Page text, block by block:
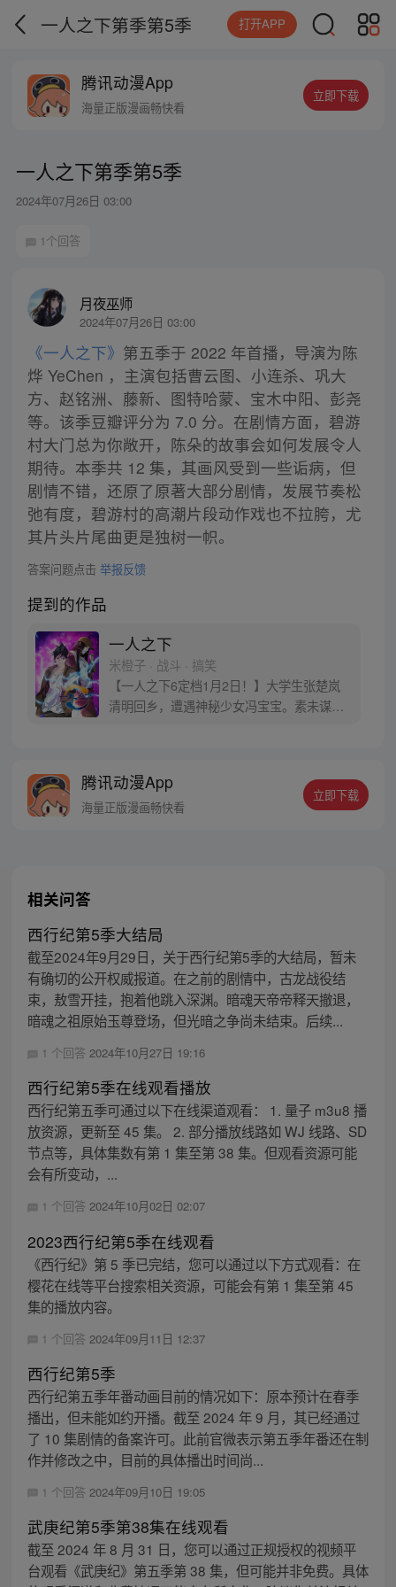
一人之下第季第5季 打开APP
腾讯动漫App
海量正版漫画畅快看
立即下载
一人之下第季第5季
2024年07月26日 03:00
1个回答
月夜巫师
2024年07月26日 03:00
《一人之下》 第五季于 2022 年首播，导演为陈
烨 YeChen ，主演包括曹云图、小连杀、巩大
方、赵铭洲、藤新、图特哈蒙、宝木中阳、彭尧
等。该季豆瓣评分为 7.0 分。在剧情方面，碧游
村大门总为你敞开，陈朵的故事会如何发展令人
期待。本季共 12 集，其画风受到一些诟病，但
剧情不错，还原了原著大部分剧情，发展节奏松
弛有度，碧游村的高潮片段动作戏也不拉胯，尤
其片头片尾曲更是独树一帜。
答案问题点击 举报反馈
提到的作品
一人之下
米橙子 · 战斗 · 搞笑
【一人之下6定档1月2日！】大学生张楚岚
清明回乡，遭遇神秘少女冯宝宝。素未谋面
密，张楚岚的生活被彻底颠覆，与冯宝宝一
同踏上“异人”之旅。
腾讯动漫App
海量正版漫画畅快看
立即下载
相关问答
西行纪第5季大结局
截至2024年9月29日，关于西行纪第5季的大结局，暂未
有确切的公开权威报道。在之前的剧情中，古龙战役结
束，敖雪开挂，抱着他跳入深渊。暗魂天帝帝释天撤退，
暗魂之祖原始玉尊登场，但光暗之争尚未结束。后续...
1 个回答 2024年10月27日 19:16
西行纪第5季在线观看播放
西行纪第五季可通过以下在线渠道观看： 1. 量子 m3u8 播
放资源，更新至 45 集。 2. 部分播放线路如 WJ 线路、SD
节点等，具体集数有第 1 集至第 38 集。但观看资源可能
会有所变动，...
1 个回答 2024年10月02日 02:07
2023西行纪第5季在线观看
《西行纪》第 5 季已完结，您可以通过以下方式观看：在
樱花在线等平台搜索相关资源，可能会有第 1 集至第 45
集的播放内容。
1 个回答 2024年09月11日 12:37
西行纪第5季
西行纪第五季年番动画目前的情况如下：原本预计在春季
播出，但未能如约开播。截至 2024 年 9 月，其已经通过
了 10 集剧情的备案许可。此前官微表示第五季年番还在制
作并修改之中，目前的具体播出时间尚...
1 个回答 2024年09月10日 19:05
武庚纪第5季第38集在线观看
截至 2024 年 8 月 31 日，您可以通过正规授权的视频平
台观看《武庚纪》第五季第 38 集，但可能并非免费。具体